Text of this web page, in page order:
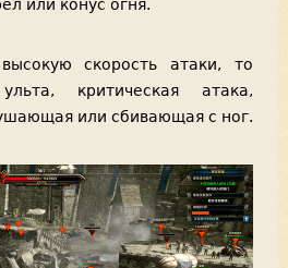
или конус огня.
скорость атаки, то
критическая атака,
или сбивающая с ног.